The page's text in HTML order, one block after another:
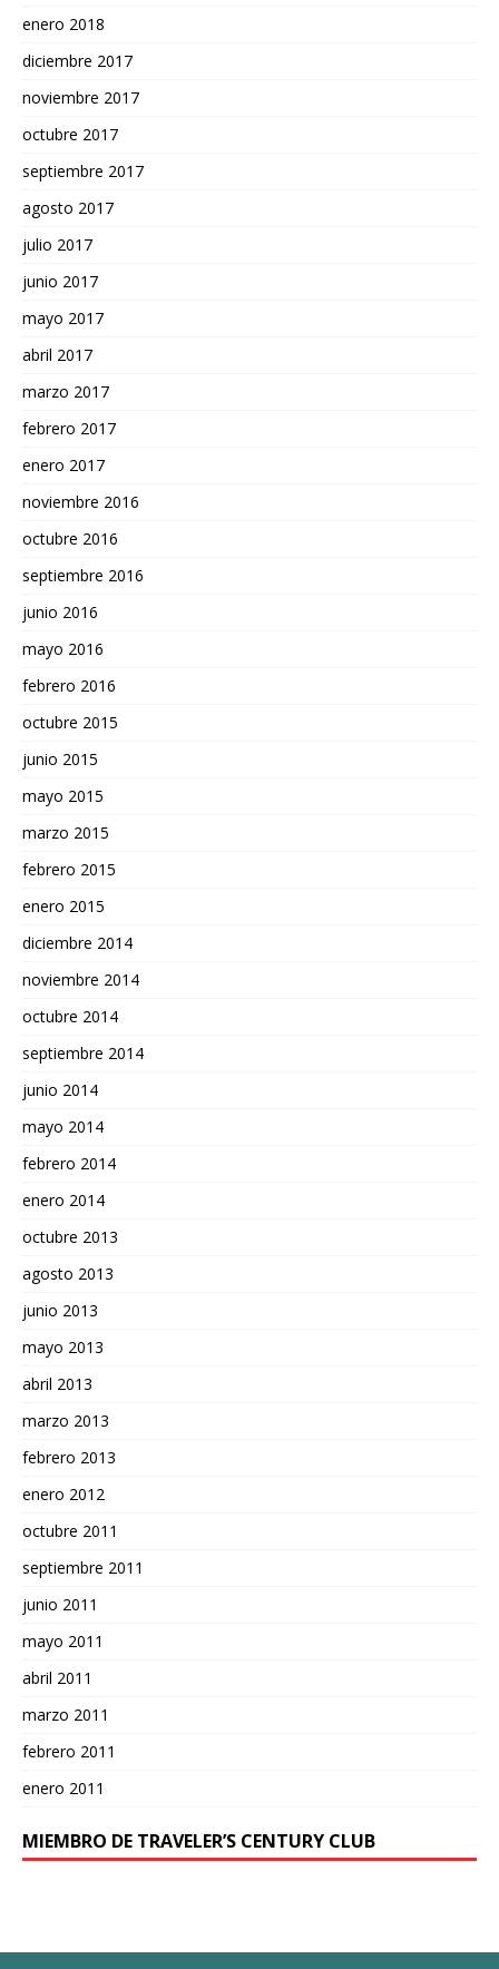
enero 2018
diciembre 2017
noviembre 2017
octubre 2017
septiembre 2017
agosto 2017
julio 2017
junio 2017
mayo 2017
abril 2017
marzo 2017
febrero 2017
enero 2017
noviembre 2016
octubre 2016
septiembre 2016
junio 2016
mayo 2016
febrero 2016
octubre 2015
junio 2015
mayo 2015
marzo 2015
febrero 2015
enero 2015
diciembre 2014
noviembre 2014
octubre 2014
septiembre 2014
junio 2014
mayo 2014
febrero 2014
enero 2014
octubre 2013
agosto 2013
junio 2013
mayo 2013
abril 2013
marzo 2013
febrero 2013
enero 2012
octubre 2011
septiembre 2011
junio 2011
mayo 2011
abril 2011
marzo 2011
febrero 2011
enero 2011
MIEMBRO DE TRAVELER’S CENTURY CLUB